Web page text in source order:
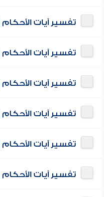
تفسير آيات الأحكام
تفسير آيات الأحكام
تفسير آيات الأحكام
تفسير آيات الأحكام
تفسير آيات الأحكام
تفسير آيات الأحكام